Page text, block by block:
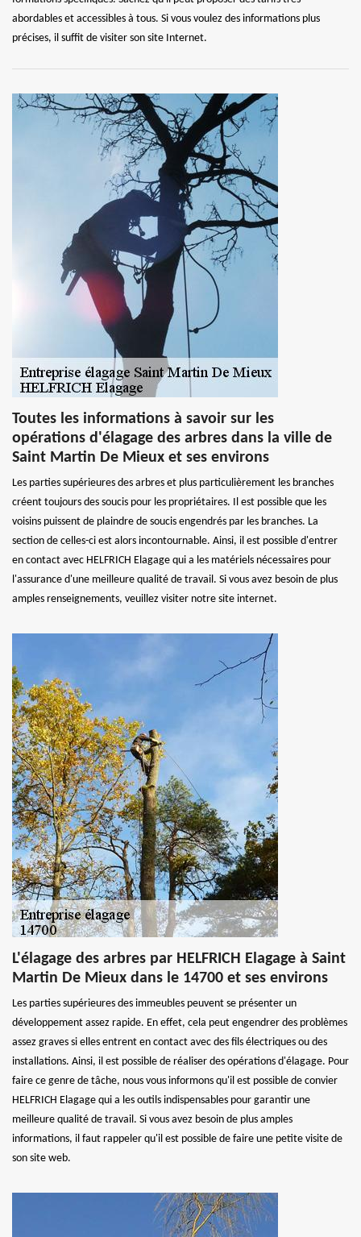
abordables et accessibles à tous. Si vous voulez des informations plus
précises, il suffit de visiter son site Internet.
Toutes les informations à savoir sur les
opérations d'élagage des arbres dans la ville de
Saint Martin De Mieux et ses environs
Les parties supérieures des arbres et plus particulièrement les branches
créent toujours des soucis pour les propriétaires. Il est possible que les
voisins puissent de plaindre de soucis engendrés par les branches. La
section de celles-ci est alors incontournable. Ainsi, il est possible d'entrer
en contact avec HELFRICH Elagage qui a les matériels nécessaires pour
l'assurance d'une meilleure qualité de travail. Si vous avez besoin de plus
amples renseignements, veuillez visiter notre site internet.
L'élagage des arbres par HELFRICH Elagage à Saint
Martin De Mieux dans le 14700 et ses environs
Les parties supérieures des immeubles peuvent se présenter un
développement assez rapide. En effet, cela peut engendrer des problèmes
assez graves si elles entrent en contact avec des fils électriques ou des
installations. Ainsi, il est possible de réaliser des opérations d'élagage. Pour
faire ce genre de tâche, nous vous informons qu'il est possible de convier
HELFRICH Elagage qui a les outils indispensables pour garantir une
meilleure qualité de travail. Si vous avez besoin de plus amples
informations, il faut rappeler qu'il est possible de faire une petite visite de
son site web.